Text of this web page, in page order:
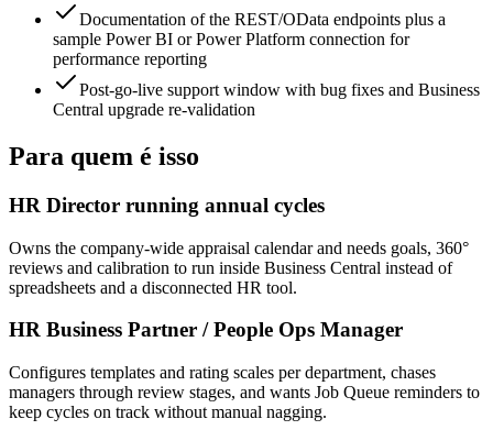
Documentation of the REST/OData endpoints plus a
sample Power BI or Power Platform connection for
performance reporting
Post-go-live support window with bug fixes and Business
Central upgrade re-validation
Para quem é isso
HR Director running annual cycles
Owns the company-wide appraisal calendar and needs goals, 360°
reviews and calibration to run inside Business Central instead of
spreadsheets and a disconnected HR tool.
HR Business Partner / People Ops Manager
Configures templates and rating scales per department, chases
managers through review stages, and wants Job Queue reminders to
keep cycles on track without manual nagging.